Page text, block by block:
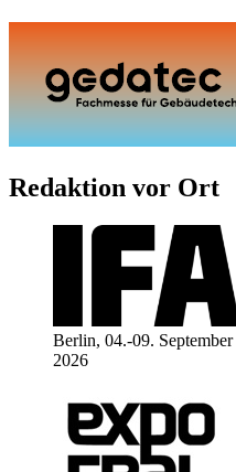
Redaktion vor Ort
Berlin, 04.-09. September
2026